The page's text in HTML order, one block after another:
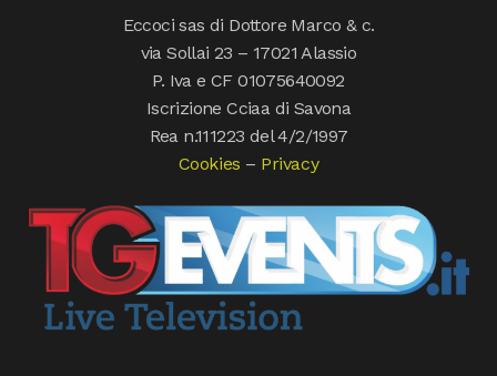
Eccoci sas di Dottore Marco & c.
via Sollai 23 – 17021 Alassio
P. Iva e CF 01075640092
Iscrizione Cciaa di Savona
Rea n.111223 del 4/2/1997
Cookies – Privacy